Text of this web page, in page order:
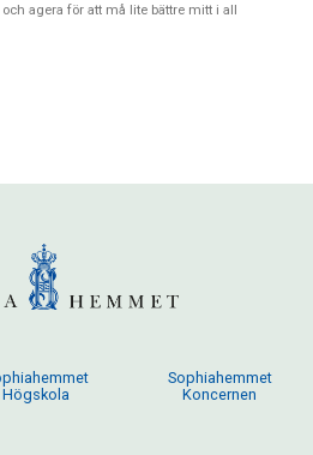
agera för att må lite bättre mitt i all
Högskola
Sophiahemmet
Koncernen